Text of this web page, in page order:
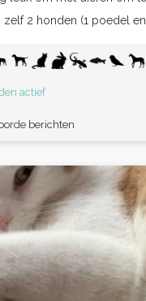
2 honden (1 poedel en
actief
berichten